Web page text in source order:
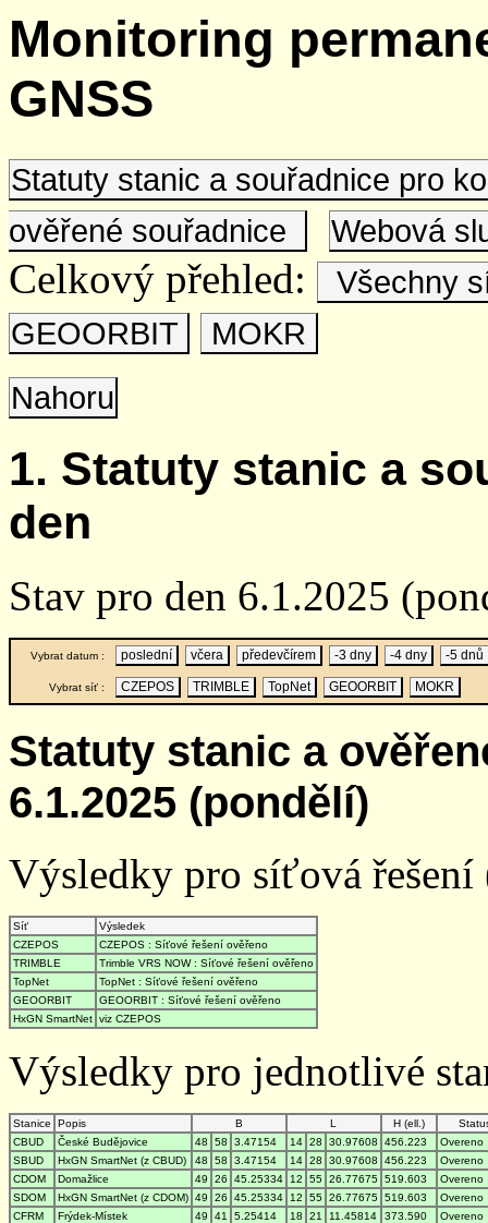
Monitoring
GNSS
Statuty stanic a souřadnice pro
ověřené souřadnice
Webová
Celkový přehled:
Všechny
GEOORBIT
MOKR
Nahoru
1. Statuty stanic a
den
Stav pro den 6.1.2025
Vybrat datum : poslední včera předevčírem -3 dny -4 dny -5 dnů
Vybrat síť : CZEPOS TRIMBLE TopNet GEOORBIT MOKR
Statuty stanic a
6.1.2025 (pondělí)
Výsledky pro síťová
Síť
Výsledek
CZEPOS
CZEPOS : Síťové řešení ověřeno
TRIMBLE
Trimble VRS NOW : Síťové řešení ověřeno
TopNet
TopNet : Síťové řešení ověřeno
GEOORBIT
GEOORBIT : Síťové řešení ověřeno
HxGN SmartNet viz CZEPOS
Výsledky pro jednotlivé
Stanice Popis B L H (ell.)
CBUD
České Budějovice 48 58 3.47154 14 28 30.97608 456.223
Overeno
SBUD
HxGN SmartNet (z CBUD) 48 58 3.47154 14 28 30.97608 456.223
Overeno
CDOM
Domažlice 49 26 45.25334 12 55 26.77675 519.603
Overeno
SDOM
HxGN SmartNet (z CDOM) 49 26 45.25334 12 55 26.77675 519.603
Overeno
CFRM
Frýdek-Místek 49 41 5.25414 18 21 11.45814 373.590
Overeno